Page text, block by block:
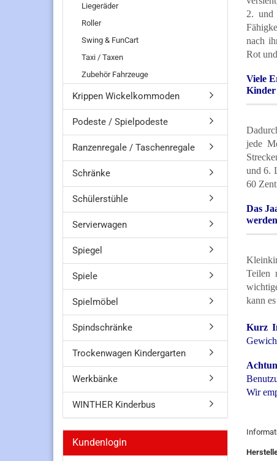
2. und
nach
Rot
Viele
Kinder
jede
und 6.
60
Das
werden
Teilen
kann
Kurz
Wir
Liegeräder
Roller
Swing & FunCart
Taxi / Taxen
Zubehör Fahrzeuge
Krippen Wickelkommoden
Podeste / Spielpodeste
Ranzenregale / Taschenregale
Schränke
Schülerstühle
Servierwagen
Spiegel
Spiele
Spielmöbel
Spindschränke
Trockenwagen Kindergarten
Werkbänke
WINTHER Kinderbus
Kundenlogin